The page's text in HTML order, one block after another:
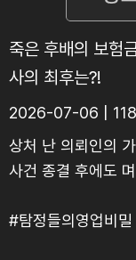
죽은 후배의 보험
사의 최후는?!
2026-07-06 | 118
상처 난 의뢰인의
사건 종결 후에도
#탐정들의영업비